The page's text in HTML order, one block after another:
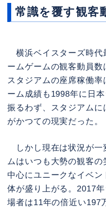
常識を覆す観客
横浜ベイスターズ時代
ームゲームの観客動員
スタジアムの座席稼働
ーム成績も1998年に日
振るわず、スタジアム
がかつての現実だった。
しかし現在は状況が一
ムはいつも大勢の観客
中心にユニークなイベ
体が盛り上がる。2017
場者は11年の倍近い197